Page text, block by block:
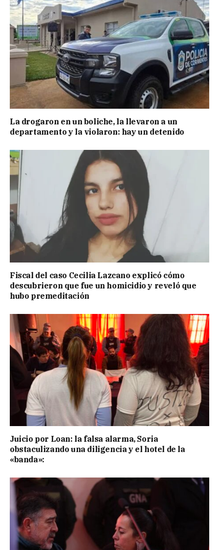
La drogaron en un boliche, la llevaron a un
departamento y la violaron: hay un detenido
Fiscal del caso Cecilia Lazcano explicó cómo
descubrieron que fue un homicidio y reveló que
hubo premeditación
Juicio por Loan: la falsa alarma, Soria
obstaculizando una diligencia y el hotel de la
«banda»: